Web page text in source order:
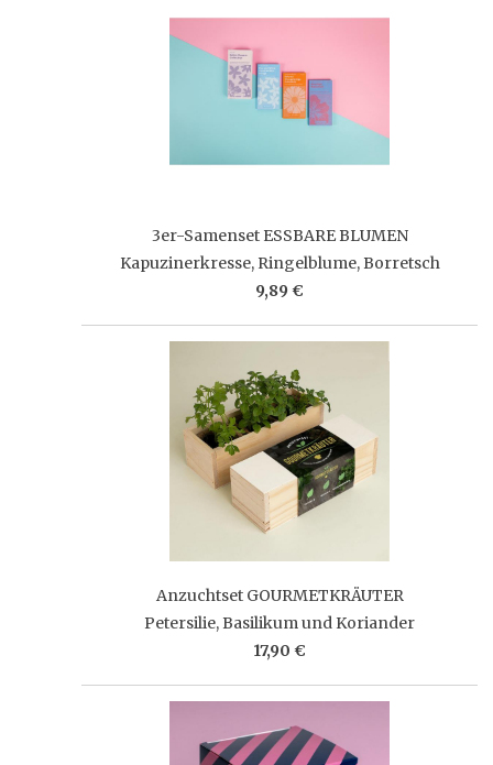
3er-Samenset ESSBARE BLUMEN
Kapuzinerkresse, Ringelblume, Borretsch
9,89 €
Anzuchtset GOURMETKRÄUTER
Petersilie, Basilikum und Koriander
17,90 €